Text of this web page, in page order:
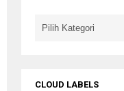
CLOUD LABELS